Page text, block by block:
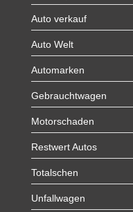
Auto verkauf
Auto Welt
Automarken
Gebrauchtwagen
Motorschaden
Restwert Autos
Totalschen
Unfallwagen